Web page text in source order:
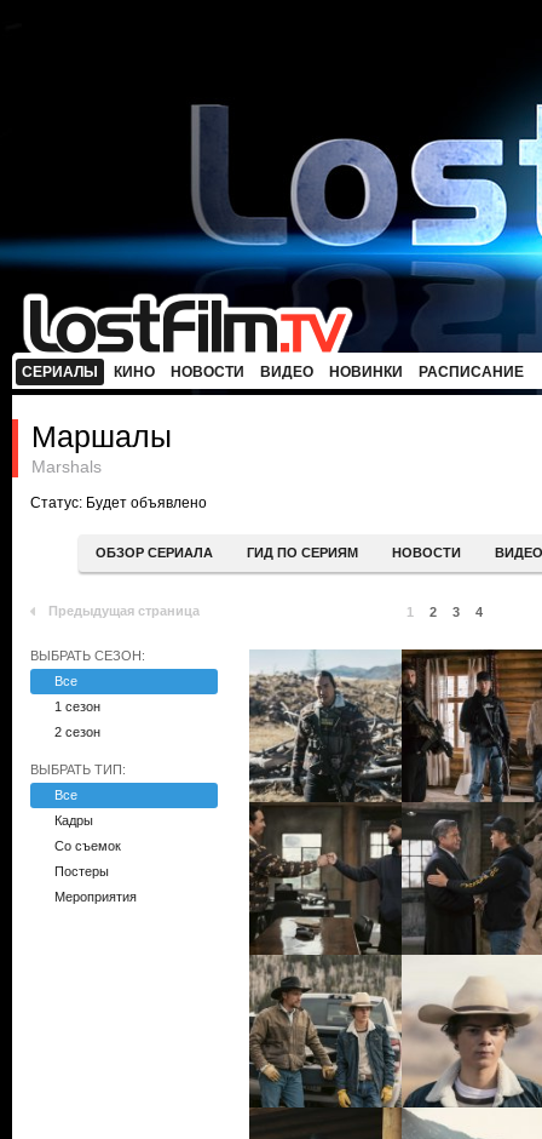
СЕРИАЛЫ КИНО НОВОСТИ ВИДЕО НОВИНКИ РАСПИСАНИЕ
Маршалы
Marshals
Статус: Будет объявлено
ОБЗОР СЕРИАЛА ГИД ПО СЕРИЯМ НОВОСТИ ВИДЕО
Предыдущая страница 1 2 3 4
ВЫБРАТЬ СЕЗОН:
Все
1 сезон
2 сезон
ВЫБРАТЬ ТИП:
Все
Кадры
Со съемок
Постеры
Мероприятия